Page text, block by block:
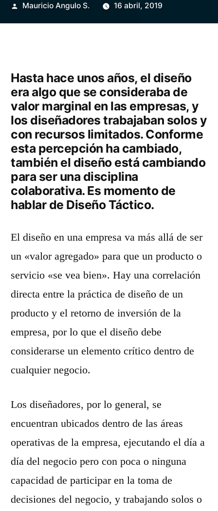
Publicado
Mauricio Angulo S. 16 abril, 2019
Hasta hace unos años, el diseño
era algo que se consideraba de
valor marginal en las empresas, y
los diseñadores trabajaban solos y
con recursos limitados. Conforme
esta percepción ha cambiado,
también el diseño está cambiando
para ser una disciplina
colaborativa. Es momento de
hablar de Diseño Táctico.
El diseño en una empresa va más allá de ser
un «valor agregado» para que un producto o
servicio «se vea bien». Hay una correlación
directa entre la práctica de diseño de un
producto y el retorno de inversión de la
empresa, por lo que el diseño debe
considerarse un elemento crítico dentro de
cualquier negocio.
Los diseñadores, por lo general, se
encuentran ubicados dentro de las áreas
operativas de la empresa, ejecutando el día a
día del negocio pero con poca o ninguna
capacidad de participar en la toma de
decisiones del negocio, y trabajando solos o